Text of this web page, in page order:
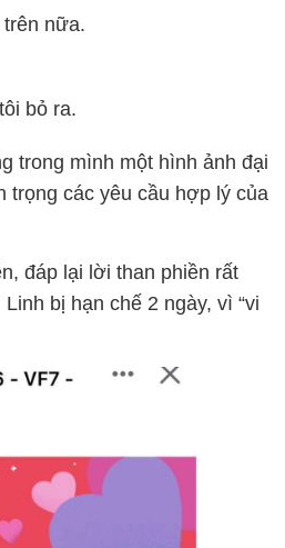
nữa.
bỏ ra.
trong mình một hình ảnh đại
trọng các yêu cầu hợp lý của
đáp lại lời than phiền rất
bị hạn chế 2 ngày, vì “vi